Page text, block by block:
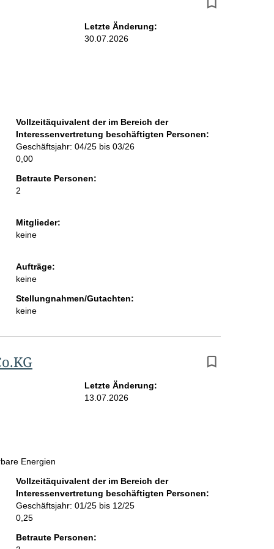
s
s
p
o
e
t
Letzte Änderung:
30.07.2026
Vollzeitäquivalent der im Bereich der
Interessenvertretung beschäftigten Personen:
Geschäftsjahr: 04/25 bis 03/26
0,00
Betraute Personen:
2
Mitglieder:
keine
Aufträge:
keine
Stellungnahmen/Gutachten:
keine
Letzte Änderung:
13.07.2026
Energien
Vollzeitäquivalent der im Bereich der
Interessenvertretung beschäftigten Personen:
Geschäftsjahr: 01/25 bis 12/25
0,25
Betraute Personen: